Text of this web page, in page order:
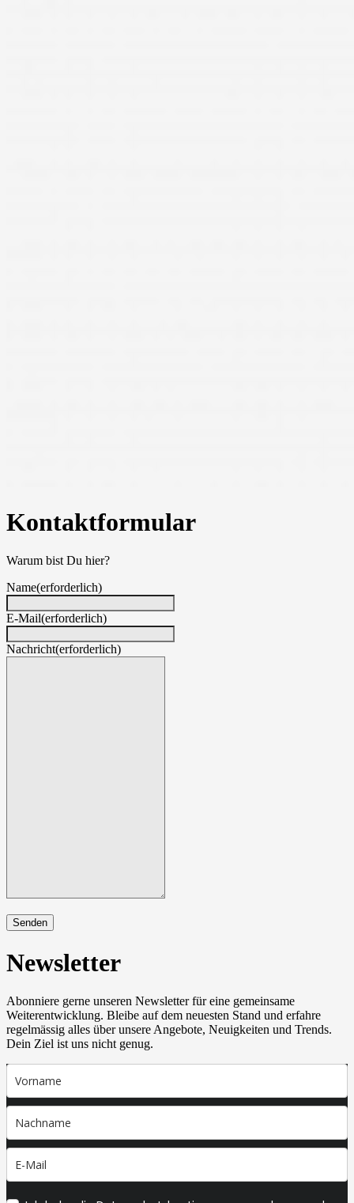
Kontaktformular
Warum bist Du hier?
Name(erforderlich)
E-Mail(erforderlich)
Nachricht(erforderlich)
Senden
Newsletter
Abonniere gerne unseren Newsletter für eine gemeinsame
Weiterentwicklung. Bleibe auf dem neuesten Stand und erfahre
regelmässig alles über unsere Angebote, Neuigkeiten und Trends.
Dein Ziel ist uns nicht genug.